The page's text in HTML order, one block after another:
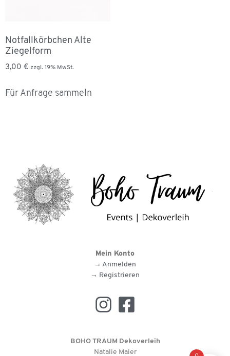
Notfallkörbchen Alte
Ziegelform
3,00 € zzgl. 19% MwSt.
Für Anfrage sammeln
Mein Konto
→ Anmelden
→ Registrieren
BOHO TRAUM Dekoverleih
Natalie Maier